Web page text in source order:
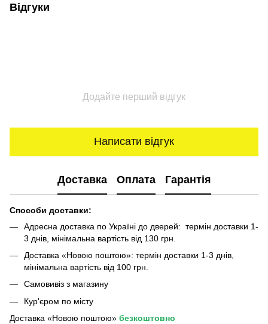
Відгуки
Додайте перший відгук
Написати відгук
Доставка Оплата Гарантія
Способи доставки:
Адресна доставка по Україні до дверей: термін доставки 1-
3 днів, мінімальна вартість від 130 грн.
Доставка «Новою поштою»: термін доставки 1-3 днів,
мінімальна вартість від 100 грн.
Самовивіз з магазину
Кур'єром по місту
Доставка «Новою поштою» безкоштовно